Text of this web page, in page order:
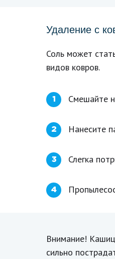
Удаление с
Соль может
видов ковров.
1 Смешайте
2 Нанесите
3 Слегка
4
Внимание!
сильно